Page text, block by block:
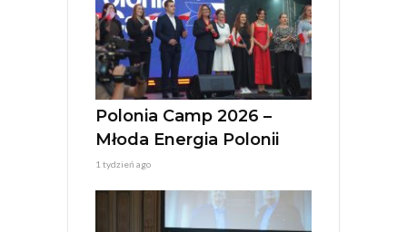
Polonia Camp 2026 –
Młoda Energia Polonii
1 tydzień ago